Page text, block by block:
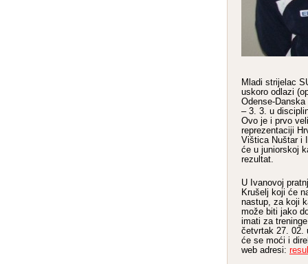
Mladi strijelac
uskoro odlazi
Odense-
– 3. 3. u
Ovo je i prvo
reprezentaciji
Vištica Nuštar i
će u juniorskoj
rezultat.
U Ivanovoj
Krušelj koji će
nastup, za koji
može biti jako
imati za
četvrtak 27. 02.
će se moći i
web adresi: